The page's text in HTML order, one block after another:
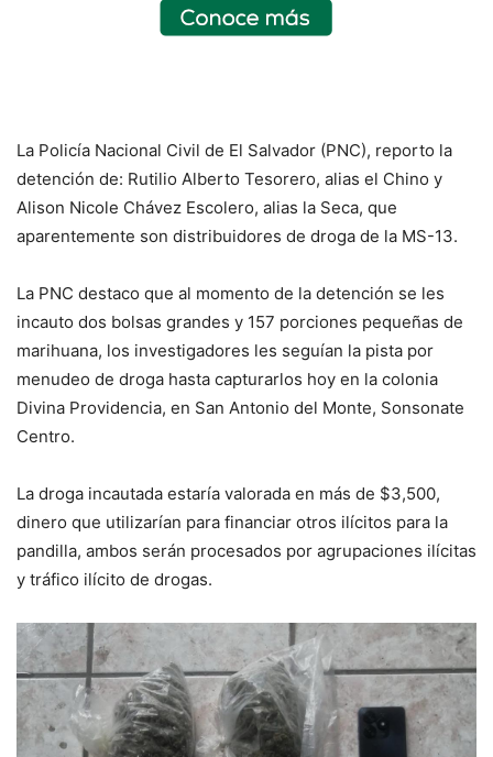
La Policía Nacional Civil de El Salvador (PNC), reporto la
detención de: Rutilio Alberto Tesorero, alias el Chino y
Alison Nicole Chávez Escolero, alias la Seca, que
aparentemente son distribuidores de droga de la MS-13.
La PNC destaco que al momento de la detención se les
incauto dos bolsas grandes y 157 porciones pequeñas de
marihuana, los investigadores les seguían la pista por
menudeo de droga hasta capturarlos hoy en la colonia
Divina Providencia, en San Antonio del Monte, Sonsonate
Centro.
La droga incautada estaría valorada en más de $3,500,
dinero que utilizarían para financiar otros ilícitos para la
pandilla, ambos serán procesados por agrupaciones ilícitas
y tráfico ilícito de drogas.